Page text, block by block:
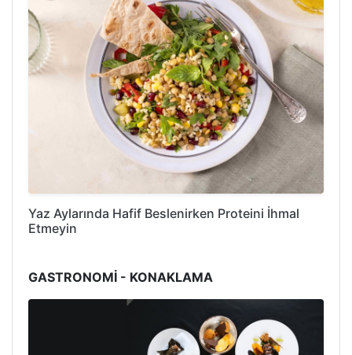
Yaz Aylarında Hafif Beslenirken Proteini İhmal
Etmeyin
GASTRONOMİ - KONAKLAMA